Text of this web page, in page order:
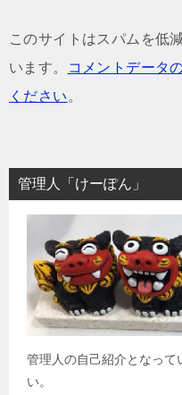
このサイトはスパムを低
います。
コメントデータ
ください 。
管理人「けーぽん」
管理人の自己紹介となって
い。